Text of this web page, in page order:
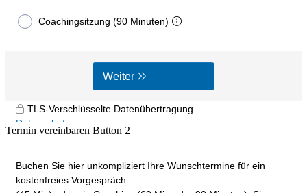
Termin vereinbaren Button 2